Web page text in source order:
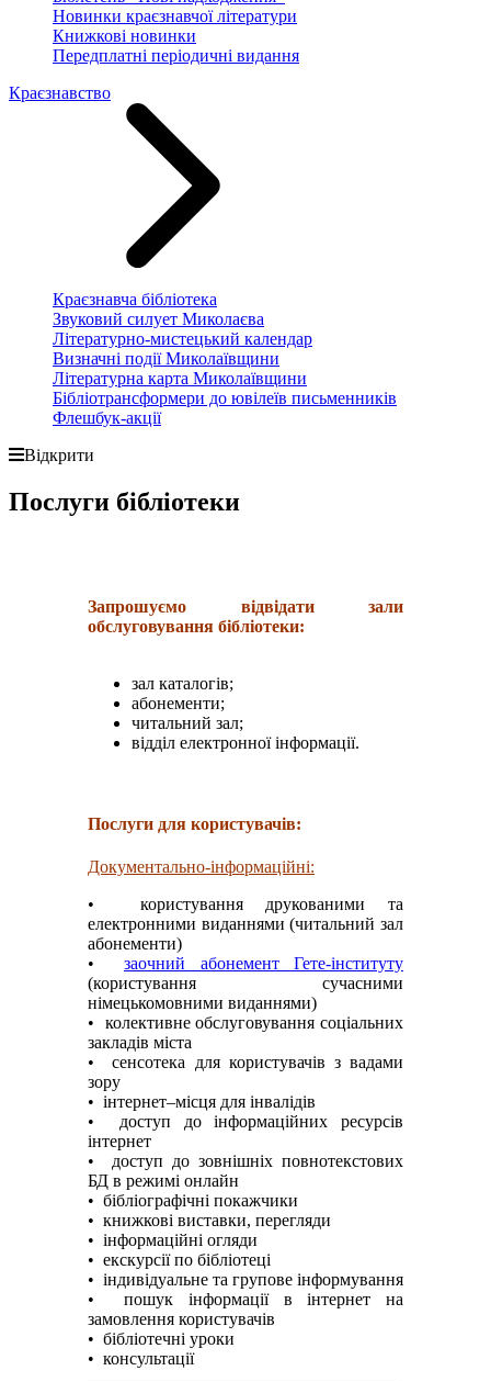
Новинки краєзнавчої літератури
Книжкові новинки
Передплатні періодичні видання
Краєзнавство
Краєзнавча бібліотека
Звуковий силует Миколаєва
Літературно-мистецький календар
Визначні події Миколаївщини
Літературна карта Миколаївщини
Бібліотрансформери до ювілеїв письменників
Флешбук-акції
Відкрити
Послуги бібліотеки
Запрошуємо відвідати зали
обслуговування бібліотеки:
зал каталогів;
абонементи;
читальний зал;
відділ електронної інформації.
Послуги для користувачів:
Документально-інформаційні:
• користування друкованими та
електронними виданнями (читальний зал
абонементи)
• заочний абонемент Гете-інституту
(користування сучасними
німецькомовними виданнями)
• колективне обслуговування соціальних
закладів міста
• сенсотека для користувачів з вадами
зору
• інтернет–місця для інвалідів
• доступ до інформаційних ресурсів
інтернет
• доступ до зовнішніх повнотекстових
БД в режимі онлайн
• бібліографічні покажчики
• книжкові виставки, перегляди
• інформаційні огляди
• екскурсії по бібліотеці
• індивідуальне та групове інформування
• пошук інформації в інтернет на
замовлення користувачів
• бібліотечні уроки
• консультації